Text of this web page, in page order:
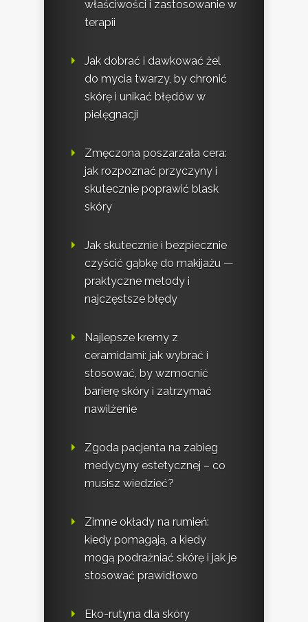
właściwości i zastosowanie w
terapii
Jak dobrać i dawkować żel
do mycia twarzy, by chronić
skórę i unikać błędów w
pielęgnacji
Zmęczona poszarzała cera:
jak rozpoznać przyczyny i
skutecznie poprawić blask
skóry
Jak skutecznie i bezpiecznie
czyścić gąbkę do makijażu —
praktyczne metody i
najczęstsze błędy
Najlepsze kremy z
ceramidami: jak wybrać i
stosować, by wzmocnić
barierę skóry i zatrzymać
nawilżenie
Zgoda pacjenta na zabieg
medycyny estetycznej – co
musisz wiedzieć?
Zimne okłady na rumień:
kiedy pomagają, a kiedy
mogą podrażniać skórę i jak je
stosować prawidłowo
Eko-rutyna dla skóry